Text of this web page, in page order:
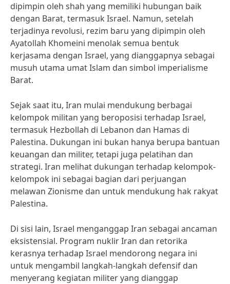
dipimpin oleh shah yang memiliki hubungan baik
dengan Barat, termasuk Israel. Namun, setelah
terjadinya revolusi, rezim baru yang dipimpin oleh
Ayatollah Khomeini menolak semua bentuk
kerjasama dengan Israel, yang dianggapnya sebagai
musuh utama umat Islam dan simbol imperialisme
Barat.
Sejak saat itu, Iran mulai mendukung berbagai
kelompok militan yang beroposisi terhadap Israel,
termasuk Hezbollah di Lebanon dan Hamas di
Palestina. Dukungan ini bukan hanya berupa bantuan
keuangan dan militer, tetapi juga pelatihan dan
strategi. Iran melihat dukungan terhadap kelompok-
kelompok ini sebagai bagian dari perjuangan
melawan Zionisme dan untuk mendukung hak rakyat
Palestina.
Di sisi lain, Israel menganggap Iran sebagai ancaman
eksistensial. Program nuklir Iran dan retorika
kerasnya terhadap Israel mendorong negara ini
untuk mengambil langkah-langkah defensif dan
menyerang kegiatan militer yang dianggap